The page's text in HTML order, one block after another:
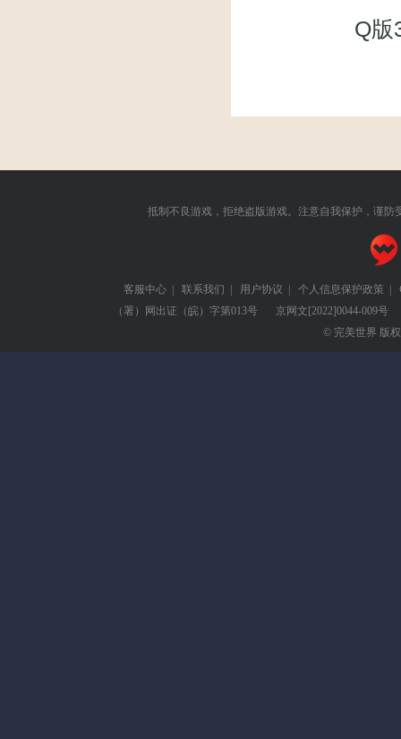
Q版
抵制不良游戏，拒绝盗版游戏。注意自我保护，谨防
客服中心 | 联系我们 | 用户协议 | 个人信息保护政策 |
（署）网出证（皖）字第013号
京网文[2022]0044-009号
© 完美世界 版权